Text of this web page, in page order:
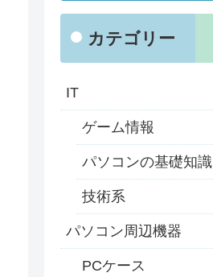
カテゴリー
IT
ゲーム情報
パソコンの基礎知識
技術系
パソコン周辺機器
PCケース